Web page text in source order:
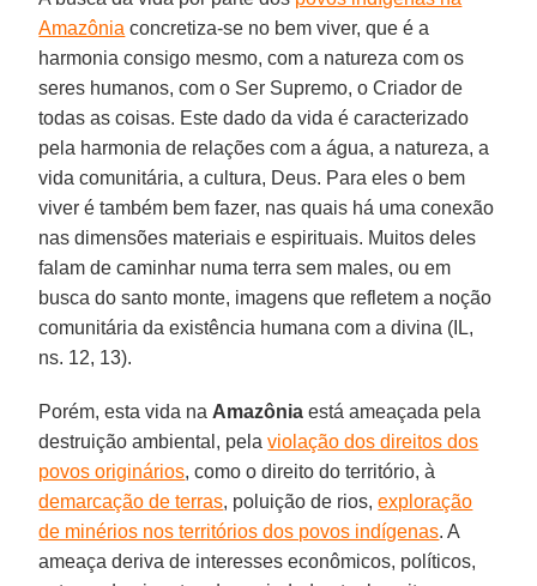
Amazônia concretiza-se no bem viver, que é a
harmonia consigo mesmo, com a natureza com os
seres humanos, com o Ser Supremo, o Criador de
todas as coisas. Este dado da vida é caracterizado
pela harmonia de relações com a água, a natureza, a
vida comunitária, a cultura, Deus. Para eles o bem
viver é também bem fazer, nas quais há uma conexão
nas dimensões materiais e espirituais. Muitos deles
falam de caminhar numa terra sem males, ou em
busca do santo monte, imagens que refletem a noção
comunitária da existência humana com a divina (IL,
ns. 12, 13).
Porém, esta vida na Amazônia está ameaçada pela
destruição ambiental, pelaviolação dos direitos dos
povos originários, como o direito do território, à
demarcação de terras, poluição de rios,exploração
de minérios nos territórios dos povos indígenas. A
ameaça deriva de interesses econômicos, políticos,